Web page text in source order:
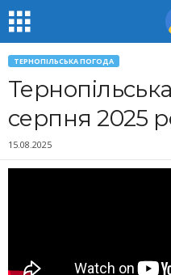
ТЕРНОПІЛЬСЬКА ПОГОДА
серпня 2025
15.08.2025